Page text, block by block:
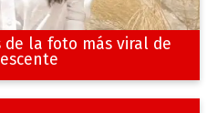
de la foto más viral de